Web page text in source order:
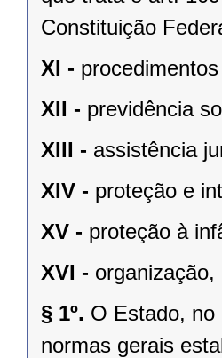
Constituição
XI -
XII - previdência
XIII - assistência
XIV - proteção e
XV - proteção à
XVI -
§ 1º. O Estado, no
normas gerais